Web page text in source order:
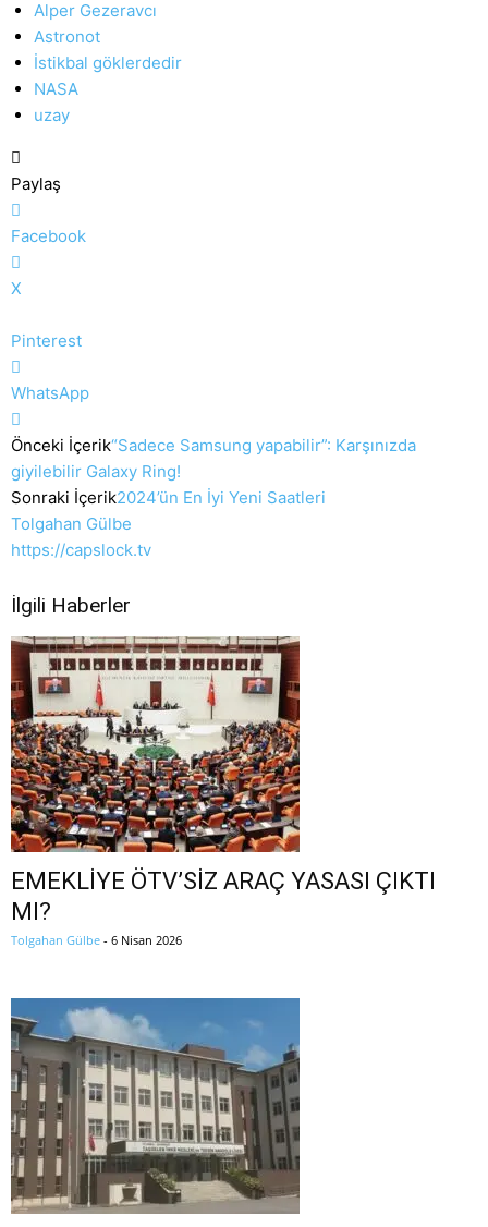
Alper Gezeravcı
Astronot
İstikbal göklerdedir
NASA
uzay
Paylaş
Facebook
X
Pinterest
WhatsApp
Önceki İçerik“Sadece Samsung yapabilir”: Karşınızda
giyilebilir Galaxy Ring!
Sonraki İçerik2024’ün En İyi Yeni Saatleri
Tolgahan Gülbe
https://capslock.tv
İlgili Haberler
EMEKLİYE ÖTV’SİZ ARAÇ YASASI ÇIKTI
MI?
Tolgahan Gülbe - 6 Nisan 2026